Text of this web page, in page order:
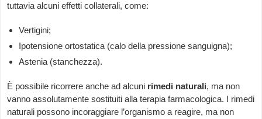
tuttavia alcuni effetti collaterali, come:
Vertigini;
Ipotensione ortostatica (calo della pressione sanguigna);
Astenia (stanchezza).
È possibile ricorrere anche ad alcuni rimedi naturali, ma non
vanno assolutamente sostituiti alla terapia farmacologica. I rimedi
naturali possono incoraggiare l’organismo a reagire, ma non